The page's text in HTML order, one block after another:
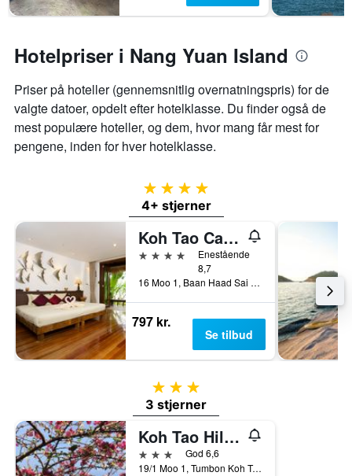
Hotelpriser i Nang Yuan Island
Priser på hoteller (gennemsnitlig overnatningspris) for de
valgte datoer, opdelt efter hotelklasse. Du finder også de
mest populære hoteller, og dem, hvor mang får mest for
pengene, inden for hver hotelklasse.
4 stjerner
4+ stjerner
Koh Tao Cabana
4 stjerner
Enestående
8,7
16 Moo 1, Baan Haad Sai Ree, Ko Tao, Thailand
797 kr.
Se tilbud
3 stjerner
3 stjerner
Koh Tao Hillside Resort
3 stjernerGod 6,6
19/1 Moo 1, Tumbon Koh Tao, Ko Tao, Thailand